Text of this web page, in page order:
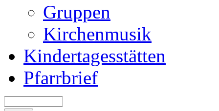
Gruppen
Kirchenmusik
Kindertagesstätten
Pfarrbrief